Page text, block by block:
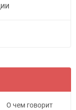
О чем говорит